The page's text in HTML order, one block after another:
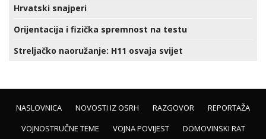
Hrvatski snajperi
Orijentacija i fizička spremnost na testu
Streljačko naoružanje: H11 osvaja svijet
NASLOVNICA NOVOSTI IZ OSRH RAZGOVOR
REPORTAŽA
VOJNOSTRUČNE TEME
VOJNA POVIJEST
DOMOVINSKI RAT